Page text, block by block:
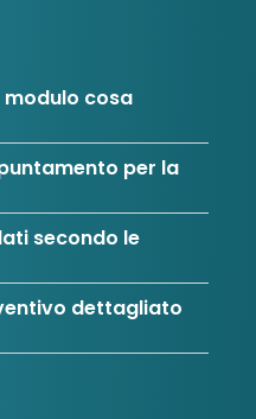
cosa
per la
secondo le
dettagliato